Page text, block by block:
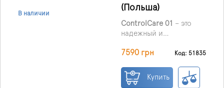
В наличии
(Польша)
ControlCare 01 – это
надежный и
медицинский матрас от
RehaBed, который
ежедневно выбирают
7590 грн Код: 51835
Купить